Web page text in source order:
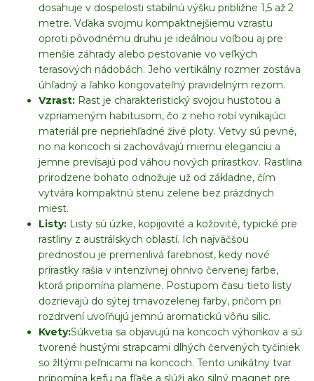
dosahuje v dospelosti stabilnú výšku približne 1,5 až 2
metre. Vďaka svojmu kompaktnejšiemu vzrastu
oproti pôvodnému druhu je ideálnou voľbou aj pre
menšie záhrady alebo pestovanie vo veľkých
terasových nádobách. Jeho vertikálny rozmer zostáva
úhľadný a ľahko korigovateľný pravidelným rezom.
Vzrast: Rast je charakteristický svojou hustotou a
vzpriameným habitusom, čo z neho robí vynikajúci
materiál pre nepriehľadné živé ploty. Vetvy sú pevné,
no na koncoch si zachovávajú miernu eleganciu a
jemne prevísajú pod váhou nových prírastkov. Rastlina
prirodzene bohato odnožuje už od základne, čím
vytvára kompaktnú stenu zelene bez prázdnych
miest.
Listy: Listy sú úzke, kopijovité a kožovité, typické pre
rastliny z austrálskych oblastí. Ich najväčšou
prednosťou je premenlivá farebnosť, kedy nové
prírastky rašia v intenzívnej ohnivo červenej farbe,
ktorá pripomína plamene. Postupom času tieto listy
dozrievajú do sýtej tmavozelenej farby, pričom pri
rozdrvení uvoľňujú jemnú aromatickú vôňu silic.
Kvety:Súkvetia sa objavujú na koncoch výhonkov a sú
tvorené hustými strapcami dlhých červených tyčiniek
so žltými peľnicami na koncoch. Tento unikátny tvar
pripomína kefu na fľaše a slúži ako silný magnet pre